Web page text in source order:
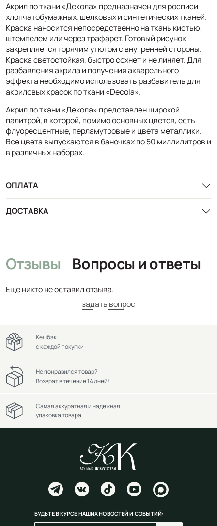
Акрил по ткани «Декола» предназначен для росписи
хлопчатобумажных, шелковых и синтетических тканей.
Краска наносится непосредственно на ткань кистью,
штемпелем или через трафарет. Готовый рисунок
закрепляется горячим утюгом с внутренней стороны.
Краска светостойкая, быстро сохнет и не линяет. Для
разбавления акрила и получения акварельного
эффекта необходимо использовать разбавитель для
акриловых красок по ткани «Decola».
Акрил по ткани «Декола» представлен широкой
палитрой, в которой, помимо основных цветов, есть
флуоресцентные, перламутровые и цвета металлики.
Все цвета выпускаются в баночках по 50 миллилитров и
в различных наборах.
ОПЛАТА
ДОСТАВКА
Отзывы Вопросы и ответы
Ещё никто не оставил отзыва.
задать вопрос
Кешбэк
с каждой покупки
Не понравился товар?
Возврат в течение 14 дней!
Самая аккуратная и надежная
упаковка товара
БУДЬТЕ В КУРСЕ НАШИХ НОВОСТЕЙ И СОБЫТИЙ: